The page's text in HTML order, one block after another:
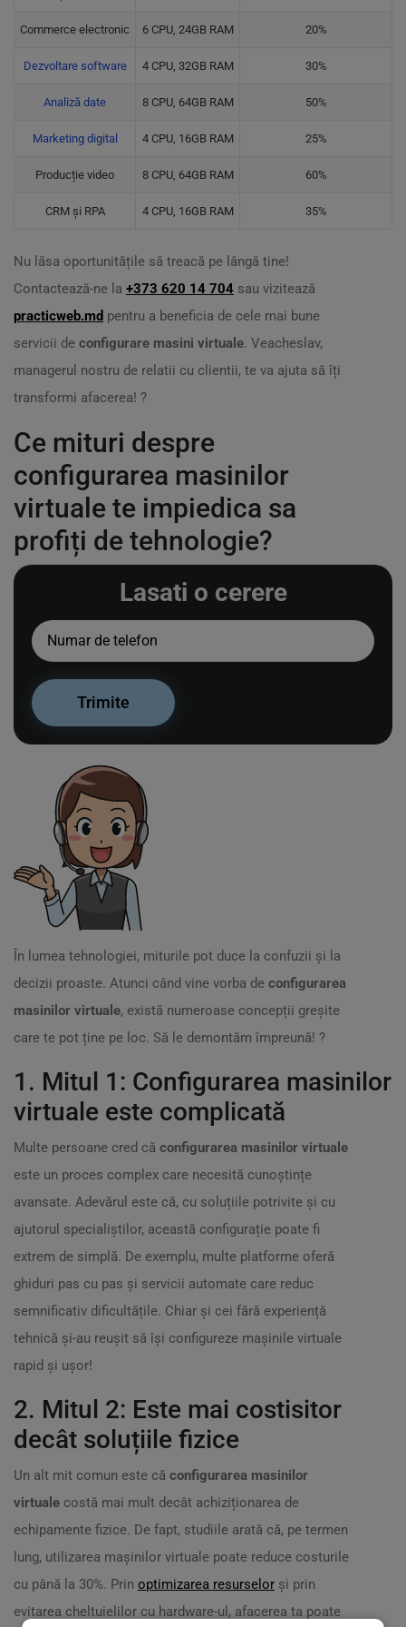
Commerce electronic 6 CPU, 24GB RAM 20%
Dezvoltare software 4 CPU, 32GB RAM 30%
Analiză date 8 CPU, 64GB RAM 50%
Marketing digital 4 CPU, 16GB RAM 25%
Producție video 8 CPU, 64GB RAM 60%
CRM și RPA 4 CPU, 16GB RAM 35%
Nu lăsa oportunitățile să treacă pe lângă tine!
Contactează-ne la +373 620 14 704 sau vizitează
practicweb.md pentru a beneficia de cele mai bune
servicii de configurare masini virtuale. Veacheslav,
managerul nostru de relatii cu clientii, te va ajuta să îți
transformi afacerea! ?
Ce mituri despre
configurarea masinilor
virtuale te impiedica sa
profiți de tehnologie?
Lasati o cerere
În lumea tehnologiei, miturile pot duce la confuzii și la
decizii proaste. Atunci când vine vorba de configurarea
masinilor virtuale, există numeroase concepții greșite
care te pot ține pe loc. Să le demontăm împreună! ?
1. Mitul 1: Configurarea masinilor
virtuale este complicată
Multe persoane cred că configurarea masinilor virtuale
este un proces complex care necesită cunoștințe
avansate. Adevărul este că, cu soluțiile potrivite și cu
ajutorul specialiștilor, această configurație poate fi
extrem de simplă. De exemplu, multe platforme oferă
ghiduri pas cu pas și servicii automate care reduc
semnificativ dificultățile. Chiar și cei fără experiență
tehnică și-au reușit să își configureze mașinile virtuale
rapid și ușor!
2. Mitul 2: Este mai costisitor
decât soluțiile fizice
Un alt mit comun este că configurarea masinilor
virtuale costă mai mult decât achiziționarea de
echipamente fizice. De fapt, studiile arată că, pe termen
lung, utilizarea mașinilor virtuale poate reduce costurile
cu până la 30%. Prin optimizarea resurselor și prin
evitarea cheltuielilor cu hardware-ul, afacerea ta poate